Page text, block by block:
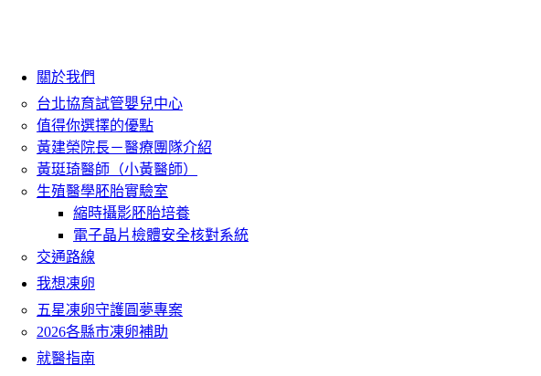
關於我們
台北協育試管嬰兒中心
值得你選擇的優點
黃建榮院長－醫療團隊介紹
黃珽琦醫師（小黃醫師）
生殖醫學胚胎實驗室
縮時攝影胚胎培養
電子晶片檢體安全核對系統
交通路線
我想凍卵
五星凍卵守護圓夢專案
2026各縣市凍卵補助
就醫指南